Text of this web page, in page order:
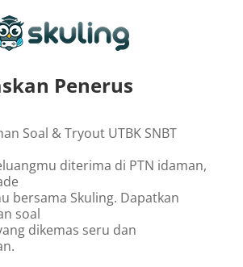
Penerus
Soal & Tryout UTBK SNBT
diterima di PTN idaman,
bersama Skuling. Dapatkan
soal
dikemas seru dan